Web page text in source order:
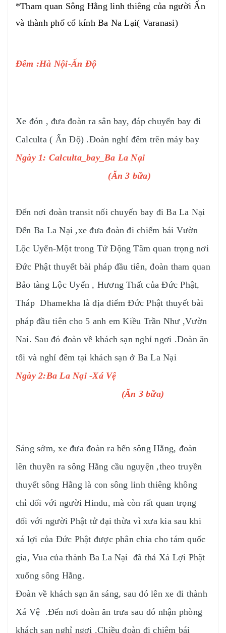
*Tham quan Sông Hằng linh thiêng của người Ấn
và thành phố cổ kính Ba Na Lại( Varanasi)
Đêm :Hà Nội-Ấn Độ
Xe đón , đưa đoàn ra sân bay, đáp chuyến bay đi
Calculta ( Ấn Độ) .Đoàn nghỉ đêm trên máy bay
Ngày 1: Calculta_bay_Ba La Nại
(Ăn 3 bữa)
Đến nơi đoàn transit nối chuyến bay đi Ba La Nại
Đến Ba La Nại ,xe đưa đoàn đi chiếm bái Vườn
Lộc Uyển-Một trong Tứ Động Tâm quan trọng nơi
Đức Phật thuyết bài pháp đầu tiên, đoàn tham quan
Bảo tàng Lộc Uyển , Hương Thất của Đức Phật,
Tháp Dhamekha là địa điểm Đức Phật thuyết bài
pháp đầu tiên cho 5 anh em Kiều Trần Như ,Vườn
Nai. Sau đó đoàn về khách sạn nghỉ ngơi .Đoàn ăn
tối và nghỉ đêm tại khách sạn ở Ba La Nại
Ngày 2:Ba La Nại -Xá Vệ
(Ăn 3 bữa)
Sáng sớm, xe đưa đoàn ra bến sông Hằng, đoàn
lên thuyền ra sông Hằng cầu nguyện ,theo truyền
thuyết sông Hằng là con sông linh thiêng không
chỉ đối với người Hindu, mà còn rất quan trọng
đối với người Phật tử đại thừa vì xưa kia sau khi
xá lợi của Đức Phật được phân chia cho tám quốc
gia, Vua của thành Ba La Nại đã thả Xá Lợi Phật
xuống sông Hằng.
Đoàn về khách sạn ăn sáng, sau đó lên xe đi thành
Xá Vệ .Đến nơi đoàn ăn trưa sau đó nhận phòng
khách sạn nghỉ ngơi .Chiều đoàn đi chiêm bái